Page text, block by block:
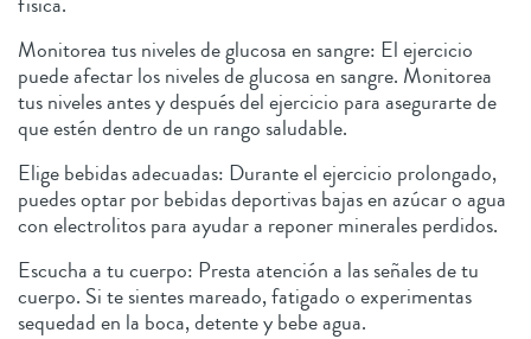
Monitorea tus niveles de glucosa en sangre: El ejercicio
puede afectar los niveles de glucosa en sangre. Monitorea
tus niveles antes y después del ejercicio para asegurarte de
que estén dentro de un rango saludable.
Elige bebidas adecuadas: Durante el ejercicio prolongado,
puedes optar por bebidas deportivas bajas en azúcar o agua
con electrolitos para ayudar a reponer minerales perdidos.
Escucha a tu cuerpo: Presta atención a las señales de tu
cuerpo. Si te sientes mareado, fatigado o experimentas
sequedad en la boca, detente y bebe agua.